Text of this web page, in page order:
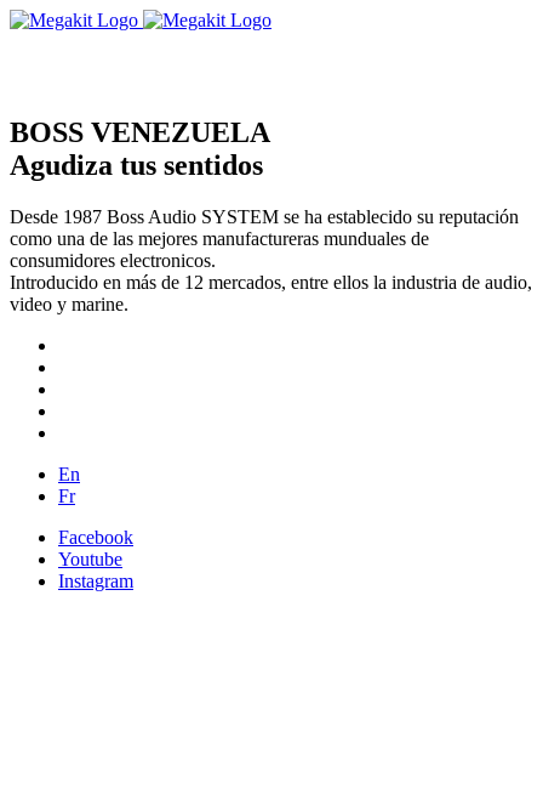
BOSS VENEZUELA
Agudiza tus sentidos
Desde 1987 Boss Audio SYSTEM se ha establecido su reputación
como una de las mejores manufactureras munduales de
consumidores electronicos.
Introducido en más de 12 mercados, entre ellos la industria de audio,
video y marine.
En
Fr
Facebook
Youtube
Instagram